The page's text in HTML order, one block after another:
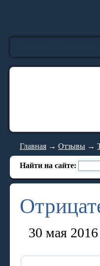
Главная → Отзывы →
Найти на сайте:
30 мая 2016